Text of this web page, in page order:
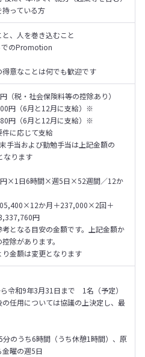
っている方
、人を巻き込むこと
でのPromotion
意なことは何でも歓迎です
（税・社会保険料等の控除あり）
円（6月と12月に支給）※
円（6月と12月に支給）※
に応じて支給
手当および勤勉手当は上記金額の
なります
×1日6時間×週5日×52週間／12か
か月＋237,000×2回＋
円
なる目安の金額です。上記金額か
除があります。
金額は変更となります
令和9年3月31日まで　1名（予定）
任用については協議の上決定し、最
のうち6時間（うち休憩1時間）、原
曜の週5日